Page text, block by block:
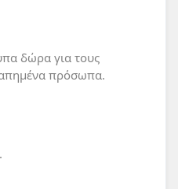
δώρα για τους
πρόσωπα.